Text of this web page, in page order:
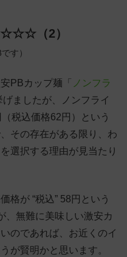
（2）
す）
PBカップ麺「
ノンフラ
げましたが、ノンフライ
税込価格62円）という
その存在がある限り、わ
選択する理由が見当たり
格が “税込” 58円という
無難に美味しい激安カ
のであれば、お近くのイ
が賢明かと思います。